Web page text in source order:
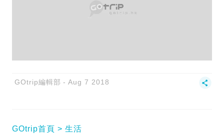
GOtrip編輯部 Aug 7 2018
GOtrip首頁 生活